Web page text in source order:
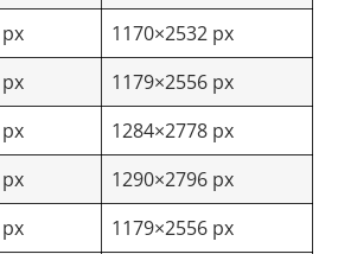
1170×2532 px
1179×2556 px
1284×2778 px
1290×2796 px
1179×2556 px